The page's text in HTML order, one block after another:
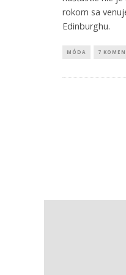
rokom sa
Edinburghu.
MÓDA 7